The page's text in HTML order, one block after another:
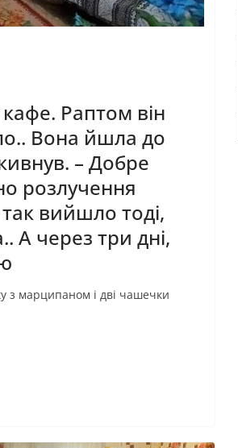
Раптом він
Вона йшла до
– Добре
розлучення
вийшло тоді,
А через три дні,
з марципаном і дві чашечки